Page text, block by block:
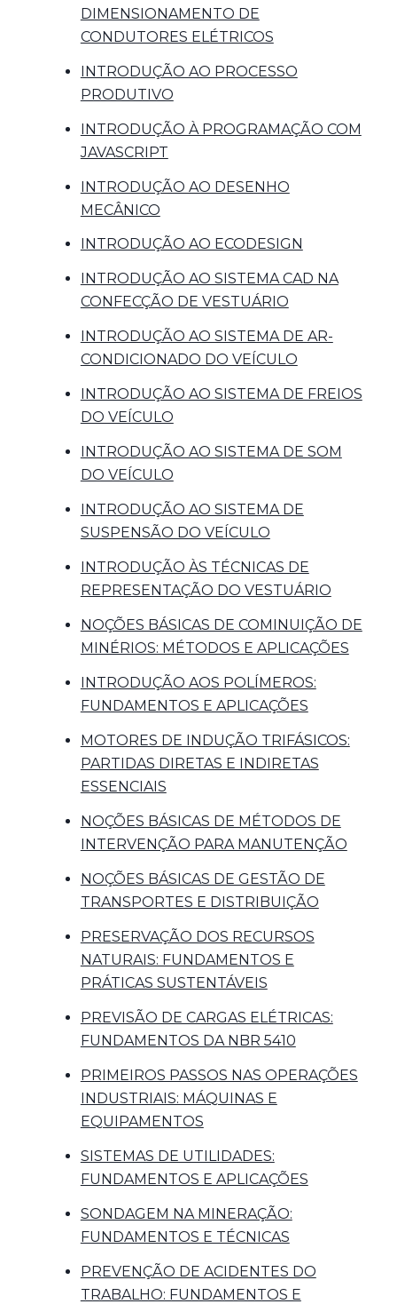
DIMENSIONAMENTO DE
CONDUTORES ELÉTRICOS
INTRODUÇÃO AO PROCESSO
PRODUTIVO
INTRODUÇÃO À PROGRAMAÇÃO COM
JAVASCRIPT
INTRODUÇÃO AO DESENHO
MECÂNICO
INTRODUÇÃO AO ECODESIGN
INTRODUÇÃO AO SISTEMA CAD NA
CONFECÇÃO DE VESTUÁRIO
INTRODUÇÃO AO SISTEMA DE AR-
CONDICIONADO DO VEÍCULO
INTRODUÇÃO AO SISTEMA DE FREIOS
DO VEÍCULO
INTRODUÇÃO AO SISTEMA DE SOM
DO VEÍCULO
INTRODUÇÃO AO SISTEMA DE
SUSPENSÃO DO VEÍCULO
INTRODUÇÃO ÀS TÉCNICAS DE
REPRESENTAÇÃO DO VESTUÁRIO
NOÇÕES BÁSICAS DE COMINUIÇÃO DE
MINÉRIOS: MÉTODOS E APLICAÇÕES
INTRODUÇÃO AOS POLÍMEROS:
FUNDAMENTOS E APLICAÇÕES
MOTORES DE INDUÇÃO TRIFÁSICOS:
PARTIDAS DIRETAS E INDIRETAS
ESSENCIAIS
NOÇÕES BÁSICAS DE MÉTODOS DE
INTERVENÇÃO PARA MANUTENÇÃO
NOÇÕES BÁSICAS DE GESTÃO DE
TRANSPORTES E DISTRIBUIÇÃO
PRESERVAÇÃO DOS RECURSOS
NATURAIS: FUNDAMENTOS E
PRÁTICAS SUSTENTÁVEIS
PREVISÃO DE CARGAS ELÉTRICAS:
FUNDAMENTOS DA NBR 5410
PRIMEIROS PASSOS NAS OPERAÇÕES
INDUSTRIAIS: MÁQUINAS E
EQUIPAMENTOS
SISTEMAS DE UTILIDADES:
FUNDAMENTOS E APLICAÇÕES
SONDAGEM NA MINERAÇÃO:
FUNDAMENTOS E TÉCNICAS
PREVENÇÃO DE ACIDENTES DO
TRABALHO: FUNDAMENTOS E